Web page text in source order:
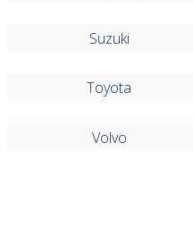
Suzuki
Toyota
Volvo